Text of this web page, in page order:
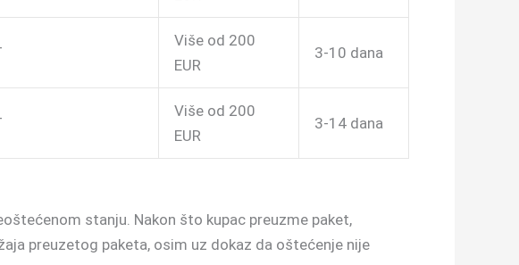
Više od 200
EUR
3-10 dana
Više od 200
EUR
3-14 dana
stanju. Nakon što kupac preuzme paket,
preuzetog paketa, osim uz dokaz da oštećenje nije